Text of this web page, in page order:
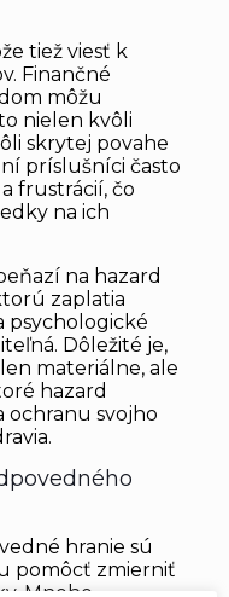
tiež viesť k
Finančné
môžu
nielen kvôli
skrytej povahe
príslušníci často
frustrácií, čo
na ich
na hazard
zaplatia
psychologické
Dôležité je,
materiálne, ale
hazard
ochranu svojho
hranie sú
pomôcť zmierniť